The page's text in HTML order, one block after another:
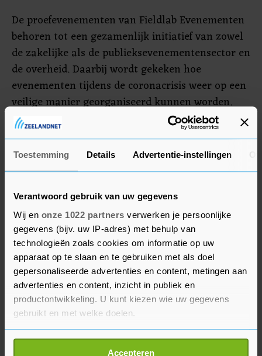
Toestemming Details Advertentie-instellingen
Verantwoord gebruik van uw gegevens
Wij en onze 1022 partners verwerken je persoonlijke
gegevens (bijv. uw IP-adres) met behulp van
technologieën zoals cookies om informatie op uw
apparaat op te slaan en te gebruiken met als doel
gepersonaliseerde advertenties en content, metingen aan
advertenties en content, inzicht in publiek en
productontwikkeling. U kunt kiezen wie uw gegevens
gebruikt en met welke doelen.
Als u het toestaat, willen we ook graag:
Accepteren
De proefevenementen van Fieldlab Evenementen
behoren tot een gezamenlijk initiatief van zowel
de zakelijke als de publieksevenementensector en
de overheid. Daarbij wordt gekeken hoe
evenementen tijdens de coronacrisis weer op een
veilige manier georganiseerd kunnen worden.
Eerdere evenementen in die serie waren een
theatervoorstelling van Guido Weijers, een
congres en een voetbalwedstrijd.